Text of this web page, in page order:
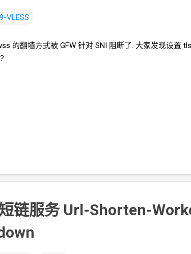
VLESS
的翻墙方式被 GFW 针对 SNI 阻断了. 大家发现设置
链服务 Url-Shorten-